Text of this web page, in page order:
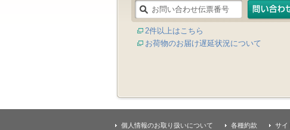
2件以上はこちら
お荷物のお届け遅延状況について
個人情報のお取り扱いについて 各種約款 サイ